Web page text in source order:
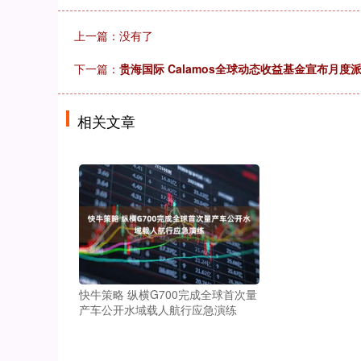
上一篇：没有了
下一篇： 贵海国际 Calamos全球动态收益基金宣布月度
相关文章
快牛策略 纵横G700完成全球首次量
产车公开水域载人航行应急演练